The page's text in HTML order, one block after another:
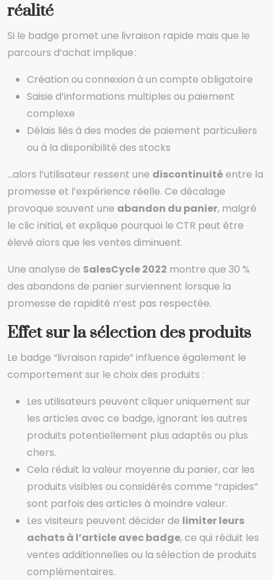
réalité
Si le badge promet une livraison rapide mais que le
parcours d’achat implique :
Création ou connexion à un compte obligatoire
Saisie d’informations multiples ou paiement
complexe
Délais liés à des modes de paiement particuliers
ou à la disponibilité des stocks
…alors l’utilisateur ressent une discontinuitéentre la
promesse et l’expérience réelle. Ce décalage
provoque souvent une abandon du panier, malgré
le clic initial, et explique pourquoi le CTR peut être
élevé alors que les ventes diminuent.
Une analyse de SalesCycle 2022 montre que 30 %
des abandons de panier surviennent lorsque la
promesse de rapidité n’est pas respectée.
Effet sur la sélection des produits
Le badge “livraison rapide” influence également le
comportement sur le choix des produits :
Les utilisateurs peuvent cliquer uniquement sur
les articles avec ce badge, ignorant les autres
produits potentiellement plus adaptés ou plus
chers.
Cela réduit la valeur moyenne du panier, car les
produits visibles ou considérés comme “rapides”
sont parfois des articles à moindre valeur.
Les visiteurs peuvent décider de limiter leurs
achats à l’article avec badge, ce qui réduit les
ventes additionnelles ou la sélection de produits
complémentaires.